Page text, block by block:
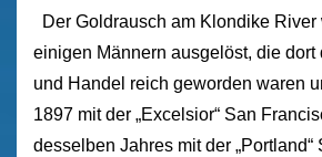
Der Goldrausch am Klondike River
einigen Männern ausgelöst, die dort
und Handel reich geworden waren
1897 mit der „Excelsior“ San
desselben Jahres mit der